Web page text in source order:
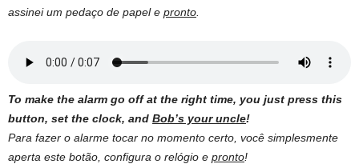
assinei um pedaço de papel e pronto
To make the alarm go off at the right time, you just press this
button, set the clock, and Bob’s your uncle!
Para fazer o alarme tocar no momento certo, você simplesmente
aperta este botão, configura o relógio e pronto!